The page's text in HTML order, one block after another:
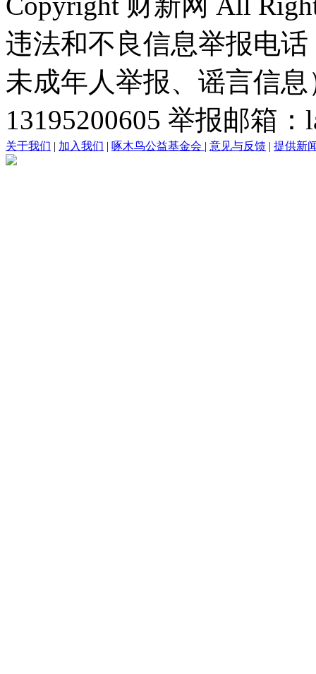
违法和不良信息举报电
未成年人举报、谣言信
13195200605 举报邮箱
关于我们 | 加入我们 | 啄木鸟公益基金会 | 意见与反馈 | 提供新